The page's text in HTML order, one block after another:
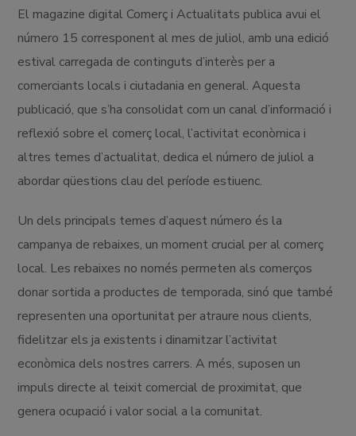
El magazine digital Comerç i Actualitats publica avui el
número 15 corresponent al mes de juliol, amb una edició
estival carregada de continguts d’interès per a
comerciants locals i ciutadania en general. Aquesta
publicació, que s’ha consolidat com un canal d’informació i
reflexió sobre el comerç local, l’activitat econòmica i
altres temes d’actualitat, dedica el número de juliol a
abordar qüestions clau del període estiuenc.
Un dels principals temes d’aquest número és la
campanya de rebaixes, un moment crucial per al comerç
local. Les rebaixes no només permeten als comerços
donar sortida a productes de temporada, sinó que també
representen una oportunitat per atraure nous clients,
fidelitzar els ja existents i dinamitzar l’activitat
econòmica dels nostres carrers. A més, suposen un
impuls directe al teixit comercial de proximitat, que
genera ocupació i valor social a la comunitat.